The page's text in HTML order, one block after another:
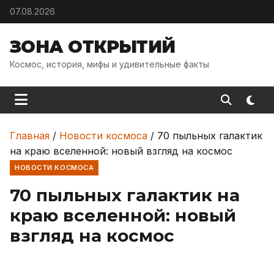
Skip to content
07.08.2026
ЗОНА ОТКРЫТИЙ
Космос, история, мифы и удивительные факты
Главная / Новости космоса / 70 пыльных галактик
на краю вселенной: новый взгляд на космос
НОВОСТИ КОСМОСА
70 пыльных галактик на
краю вселенной: новый
взгляд на космос